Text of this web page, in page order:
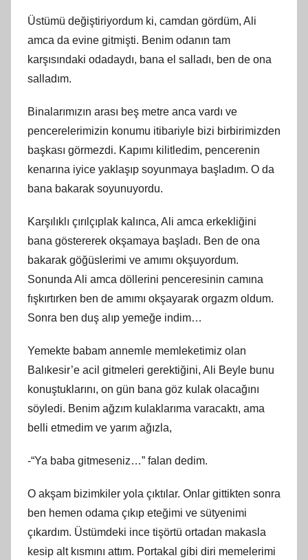
Üstümü değiştiriyordum ki, camdan gördüm, Ali
amca da evine gitmişti. Benim odanın tam
karşısındaki odadaydı, bana el salladı, ben de ona
salladım.
Binalarımızın arası beş metre anca vardı ve
pencerelerimizin konumu itibariyle bizi birbirimizden
başkası görmezdi. Kapımı kilitledim, pencerenin
kenarına iyice yaklaşıp soyunmaya başladım. O da
bana bakarak soyunuyordu.
Karşılıklı çırılçıplak kalınca, Ali amca erkekliğini
bana göstererek okşamaya başladı. Ben de ona
bakarak göğüslerimi ve amımı okşuyordum.
Sonunda Ali amca döllerini penceresinin camına
fışkırtırken ben de amımı okşayarak orgazm oldum.
Sonra ben duş alıp yemeğe indim…
Yemekte babam annemle memleketimiz olan
Balıkesir’e acil gitmeleri gerektiğini, Ali Beyle bunu
konuştuklarını, on gün bana göz kulak olacağını
söyledi. Benim ağzım kulaklarıma varacaktı, ama
belli etmedim ve yarım ağızla,
-“Ya baba gitmeseniz…” falan dedim.
O akşam bizimkiler yola çıktılar. Onlar gittikten sonra
ben hemen odama çıkıp eteğimi ve sütyenimi
çıkardım. Üstümdeki ince tişörtü ortadan makasla
kesip alt kısmını attım. Portakal gibi diri memelerimi